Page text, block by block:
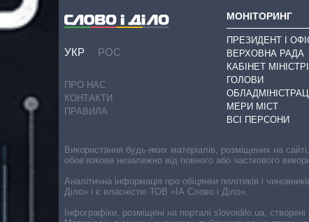
УКР РОС
ПРО НАС
КОНТАКТИ
ПРАВИЛА
МОНІТОРИНГ
ПРЕЗИДЕНТ І
ВЕРХОВНА РАДА
КАБІНЕТ
ГОЛОВИ
МЕРИ МІСТ
ВСІ ПЕРСОНИ
Використання будь-яких матеріалів, розміщених на
обов’язкове незалежно від повного або часткового
Аналітична інформація про обіцянки політиків і
Діло» і є власністю ТОВ «ІА Слово і Діло».
Інфографіки, розміщені на порталі slovoidilo.ua,